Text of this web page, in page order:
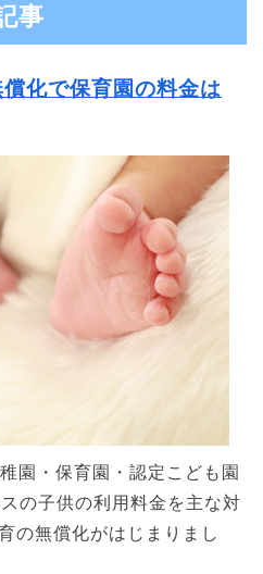
事
化で保育園の料金は
園・保育園・認定こども園
の子供の利用料金を主な対
の無償化がはじまりまし